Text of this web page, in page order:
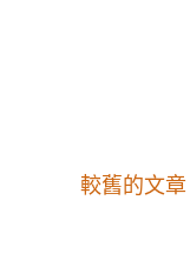
較舊的文章